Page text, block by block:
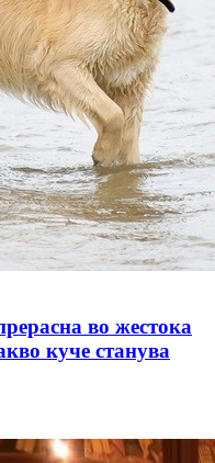
во жестока
куче станува